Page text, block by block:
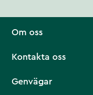
Om oss
Kontakta oss
Genvägar